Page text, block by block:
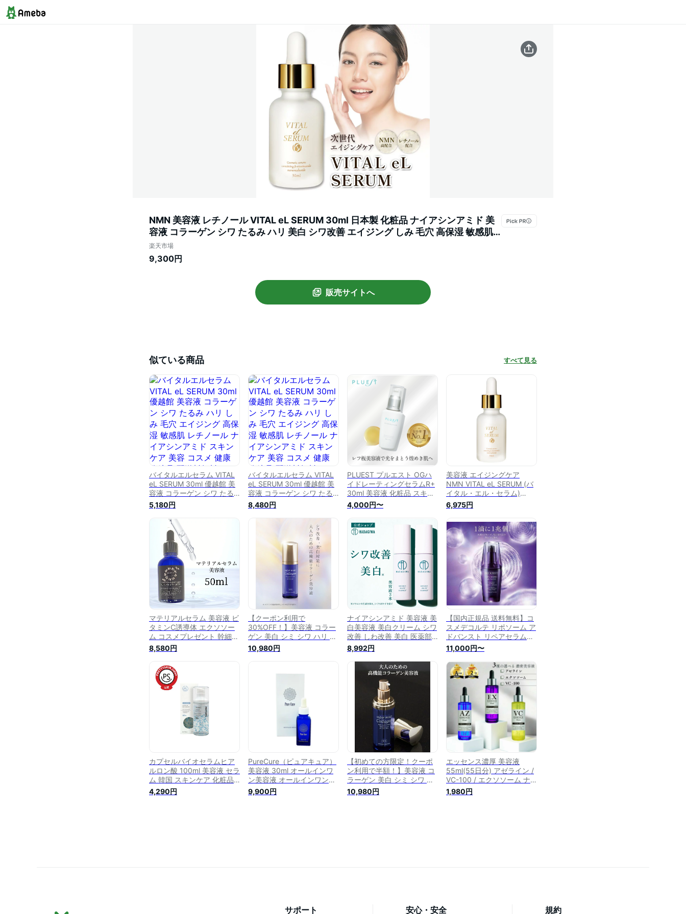
NMN 美容液 レチノール VITAL eL SERUM 30ml 日本製 化粧品 ナイアシンアミド 美
容液 コラーゲン シワ たるみ ハリ 美白 シワ改善 エイジング しみ 毛穴 高保湿 敏感肌
スキンケア コスメ 国内製造 健康 美容 eLife 送料無料
楽天市場
9,300円
販売サイトへ
似ている商品 すべて見る
バイタルエルセラム VITAL
eL SERUM 30ml 優越館 美
容液 コラーゲン シワ たる
み ハリ しみ 毛穴 エイジン
グ 高保湿 敏感肌 レチノー
ル ナイアシンアミド スキン
ケア 美容 コスメ 健康 化粧
品 配送料無料NYH / バイタ
ルセラムF04-U6 /
VTLSLM-01P
5,180円
バイタルエルセラム VITAL
eL SERUM 30ml 優越館 美
容液 コラーゲン シワ たる
み ハリ しみ 毛穴 エイジン
グ 高保湿 敏感肌 レチノー
ル ナイアシンアミド スキン
ケア 美容 コスメ 健康 化粧
品 配送料無料NYH / バイタ
ルセラムF04-U6 /
VTLSLM-01P
8,480円
PLUEST プルエスト OGハ
イドレーティングセラムR+
30ml 美容液 化粧品 スキン
ケア ビタミンc セラミド ナ
イアシンアミド 美白美容液
基礎化粧品 シミ シワ シワ
改善クリーム シワ改善 毛穴
敏感肌 保湿 40代 50代 アン
プル エイジングケア
4,000円〜
美容液 エイジングケア
NMN VITAL eL SERUM (バ
イタル・エル・セラム)
30ml ハリ eLife
6,975円
マテリアルセラム 美容液 ビ
タミンC誘導体 エクソソー
ム コスメプレゼント 幹細胞
美容液 ビタミンc美容液 毛
穴ケア 毛穴 エイジングケア
肌 原液 化粧品 スキンケア
化粧品 しみ シワ たるみ ハ
リ 保湿美容液 ヒト型セラミ
ド ヒアルロン酸 ナイアシン
アミド プロテオグリカン
8,580円
【クーポン利用で
30%OFF！】美容液 コラー
ゲン 美白 シミ シワ ハリ シ
ミ予防 スキンケア シワ改善
ビタミンc 美容液 ビタミン
アシンアミド 弾力 モイスト
乾燥肌 敏感肌
10,980円
ナイアシンアミド 美容液 美
白美容液 美白クリーム シワ
改善 しわ改善 美白 医薬部
外品 スキンケア ナイアシン
アミド美容液 40m ビタミン
B リンクルクリーム 顔 おで
こ 首元 シミ くすみ 高保湿
クリーム ヒアルロン酸 日本
製 2本セット
8,992円
【国内正規品 送料無料】コ
スメデコルテ リポソーム ア
ドバンスト リペアセラム
30ml 50ml 75ml 100ml 導
入美容液 高保湿 乾燥肌 敏
感肌 毛穴ケア ツヤ肌 年齢
肌 夜用 美容液 シワ たるみ
ハリ スキンケア 化粧品 無
添加 日本製 潤い ハリ 透明
感 ギフト プレゼント
11,000円〜
カプセルバイオセラムヒア
ルロン酸 100ml 美容液 セラ
ム 韓国 スキンケア 化粧品
乾燥肌 敏感肌 保湿 ヒアル
ロン酸 コラーゲン エラスチ
4,290円
PureCure（ピュアキュア）
美容液 30ml オールインワ
ン美容液 オールインワン化
粧品 高濃度 ヒト幹細胞 美
容液 スキンケア レディース
9,900円
【初めての方限定！クーポ
ン利用で半額！】美容液 コ
ラーゲン 美白 シミ シワ ハ
リ シミ予防 スキンケア シ
ワ改善 ビタミンc 美容液 ビ
10,980円
エッセンス濃厚 美容液
55ml(55日分) アゼライン /
VC-100 / エクソソーム ナ
イアシンアミド ビタミンC
NMN プラセンタ シカ ヒト
1,980円
サポート 安心・安全 規約